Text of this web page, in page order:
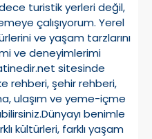
turistik yerleri değil,
çalışıyorum. Yerel
ve yaşam tarzlarını
ve deneyimlerimi
sitesinde
rehberi, şehir rehberi,
ulaşım ve yeme-içme
benimle
kültürleri, farklı yaşam